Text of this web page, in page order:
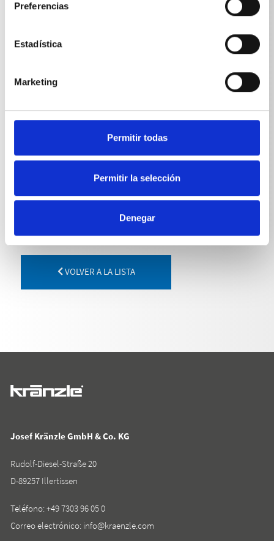
Preferencias
Estadística
Marketing
Permitir todas
Permitir la selección
Denegar
Lanza doble con pomo giratorio
660mm
VOLVER A LA LISTA
Josef Kränzle GmbH & Co. KG
Rudolf-Diesel-Straße 20
D-89257 Illertissen
Teléfono:+49 7303 96 05 0
Correo electrónico: info@kraenzle.com